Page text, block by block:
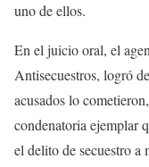
uno de ellos.
En el juicio oral, el
Antisecuestros, logró
acusados lo
condenatoria ejemplar
el delito de secuestro a